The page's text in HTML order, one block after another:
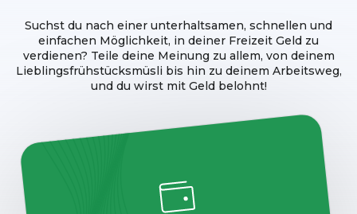
Suchst du nach einer unterhaltsamen, schnellen und
einfachen Möglichkeit, in deiner Freizeit Geld zu
verdienen? Teile deine Meinung zu allem, von deinem
Lieblingsfrühstücksmüsli bis hin zu deinem Arbeitsweg,
und du wirst mit Geld belohnt!